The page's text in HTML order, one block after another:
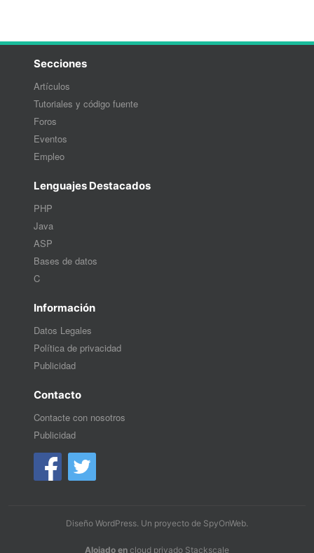
Secciones
Artículos
Tutoriales y código fuente
Foros
Eventos
Empleo
Lenguajes Destacados
PHP
Java
ASP
Bases de datos
C
Información
Datos Legales
Política de privacidad
Publicidad
Contacto
Contacte con nosotros
Publicidad
Diseño WordPress. Un proyecto de SpyOnWeb.
Alojado en cloud privado Stackscale